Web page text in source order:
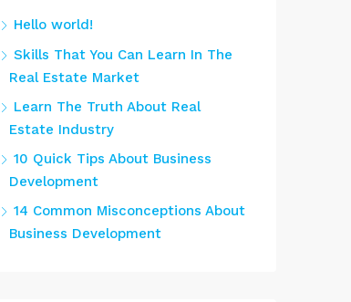
Hello world!
Skills That You Can Learn In The
Real Estate Market
Learn The Truth About Real
Estate Industry
10 Quick Tips About Business
Development
14 Common Misconceptions About
Business Development